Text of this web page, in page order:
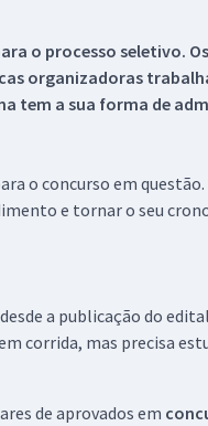
o processo seletivo.
organizadoras
tem a sua forma de
o concurso em
e tornar o seu
a publicação do
corrida, mas precisa
de aprovados em